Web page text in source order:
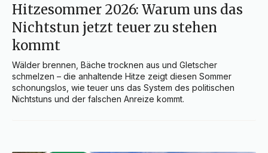
Hitzesommer 2026: Warum uns das
Nichtstun jetzt teuer zu stehen
kommt
Wälder brennen, Bäche trocknen aus und Gletscher
schmelzen – die anhaltende Hitze zeigt diesen Sommer
schonungslos, wie teuer uns das System des politischen
Nichtstuns und der falschen Anreize kommt.